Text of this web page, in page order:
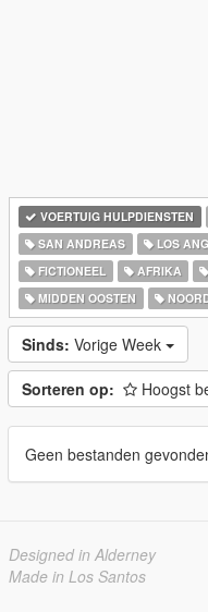
VOERTUIG HULPDIENSTEN
SAN ANDREAS
LOS
FICTIONEEL
AFRIKA
MIDDEN OOSTEN
Sinds: Vorige Week
Sorteren op: Hoogst
Geen bestanden
Designed in Alderney
Made in Los Santos